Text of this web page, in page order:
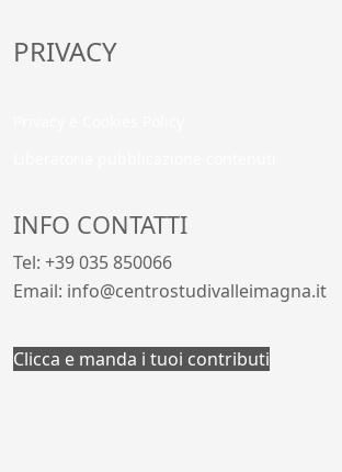
PRIVACY
INFO CONTATTI
Tel: +39 035 850066
Email: info@centrostudivalleimagna.it
Clicca e manda i tuoi contributi